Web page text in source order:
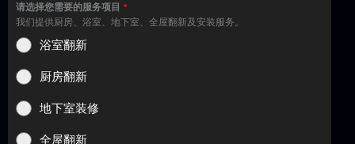
请选择您需要的服务项目 *
我们提供厨房、浴室、地下室、全屋翻新及安装服务。
浴室翻新
厨房翻新
地下室装修
全屋翻新